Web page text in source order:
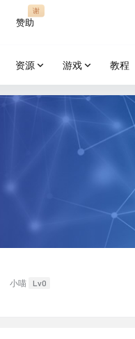
赞助
谢
资源 游戏 教程
小喵 Lv0